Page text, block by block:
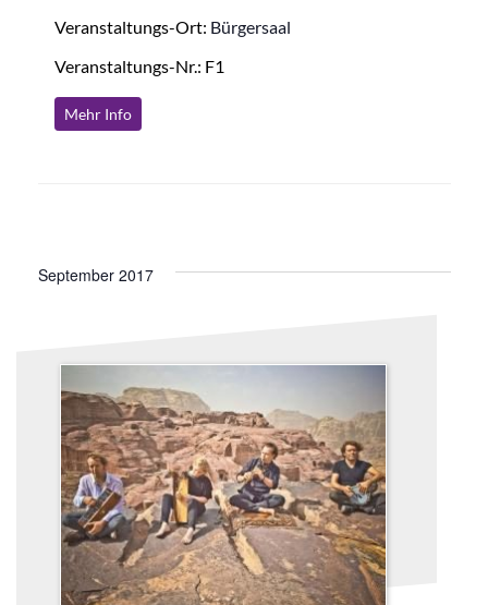
Veranstaltungs-Ort: Bürgersaal
Veranstaltungs-Nr.: F1
Mehr Info
September 2017